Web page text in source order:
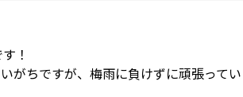
！
がちですが、梅雨に負けずに頑張ってい